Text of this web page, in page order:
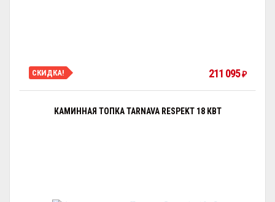
СКИДКА! 211 095₽
КАМИННАЯ ТОПКА TARNAVA RESPEKT 18 КВТ